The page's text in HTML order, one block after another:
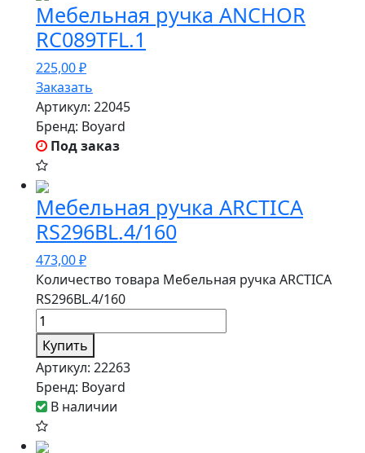
Мебельная ручка ANCHOR
RC089TFL.1
225,00₽
Заказать
Артикул: 22045
Бренд: Boyard
Под заказ
Мебельная ручка ARCTICA
RS296BL.4/160
473,00₽
Количество товара Мебельная ручка ARCTICA
RS296BL.4/160
Купить
Артикул: 22263
Бренд: Boyard
В наличии